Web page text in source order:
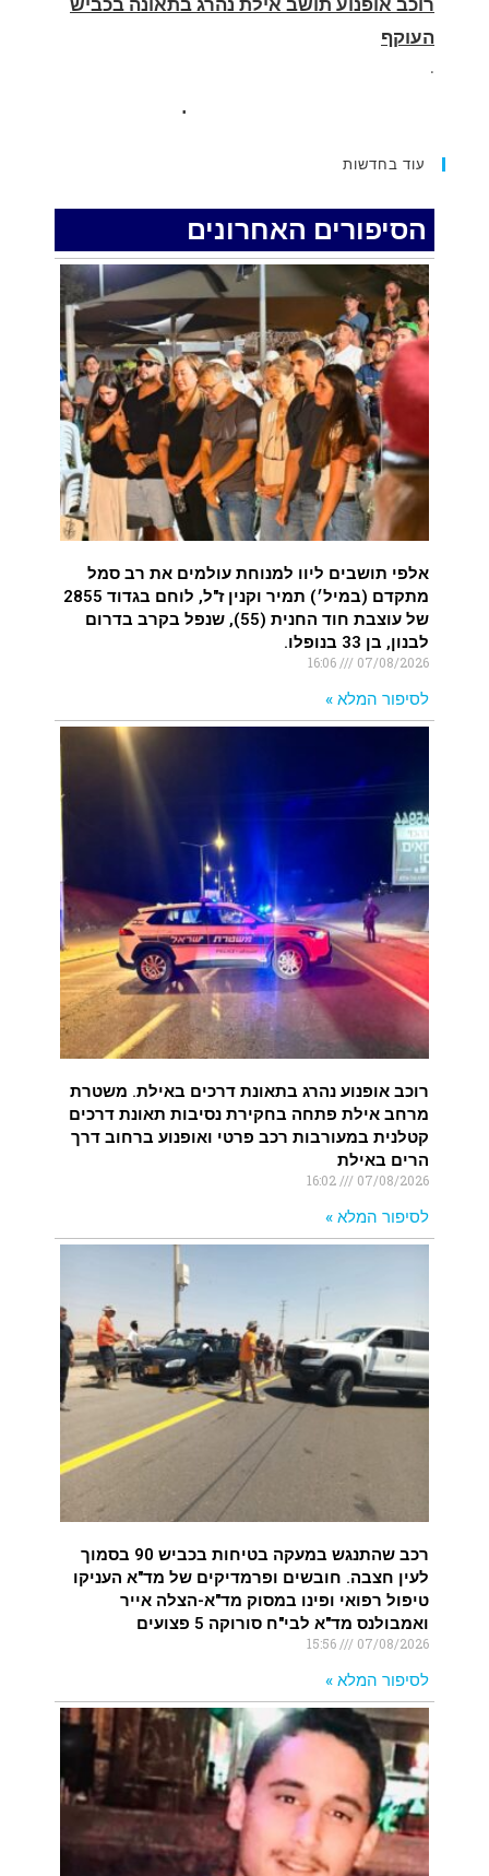
החופשה המשפחתית שהפכה למסע גניבות:
סיני
.
רכב התנגש במעקה בטיחות בכביש 90 בסמוך
לעין חצבה. פצועים
איציק נועם מייסד מקומו ערב ערב נפטר
עוד בחדשות
הסיפורים האחרונים
אלפי תושבים ליוו למנוחת עולמים את רב סמל
מתקדם (במיל׳) תמיר וקנין ז"ל, לוחם בגדוד 2855
של עוצבת חוד החנית (55), שנפל בקרב בדרום
לבנון, בן 33 בנופלו.
07/08/2026
לסיפור המלא »
רוכב אופנוע נהרג בתאונת דרכים באילת. משטרת
מרחב אילת פתחה בחקירת נסיבות תאונת דרכים
קטלנית במעורבות רכב פרטי ואופנוע ברחוב דרך
הרים באילת
07/08/2026
לסיפור המלא »
רכב שהתנגש במעקה בטיחות בכביש 90 בסמוך
לעין חצבה. חובשים ופרמדיקים של מד"א העניקו
טיפול רפואי ופינו במסוק מד"א-הצלה אייר
ואמבולנס מד"א לבי"ח סורוקה 5 פצועים
07/08/2026
לסיפור המלא »